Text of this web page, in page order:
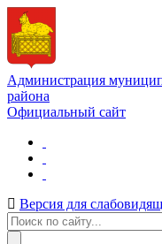
Администрация
района
Официальный сайт
Версия для